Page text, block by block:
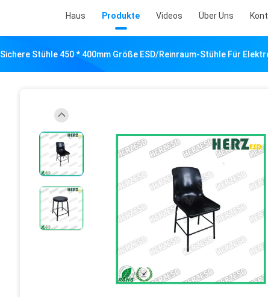
Haus Produkte Videos Über Uns
Sichere Stühle 450 * 400mm Größe ESD/Reinraum-Stühle Für